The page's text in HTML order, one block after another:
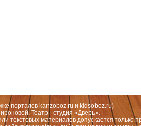
порталов kanzoboz.ru и kidsoboz.ru)
Театр - студия «Дверь».
текстовых материалов допускается только